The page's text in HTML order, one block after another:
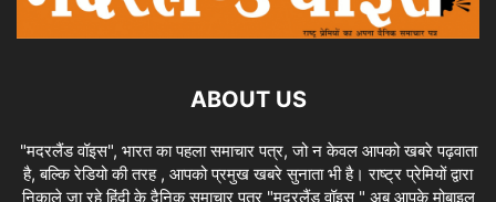
ABOUT US
"मदरलैंड वॉइस", भारत का पहला समाचार पत्र, जो न केवल आपको खबरे पढ़वाता
है, बल्कि रेडियो की तरह , आपको प्रमुख खबरे सुनाता भी है। राष्ट्र प्रेमियों द्वारा
निकाले जा रहे हिंदी के दैनिक समाचार पत्र "मदरलैंड वॉइस " अब आपके मोबाइल